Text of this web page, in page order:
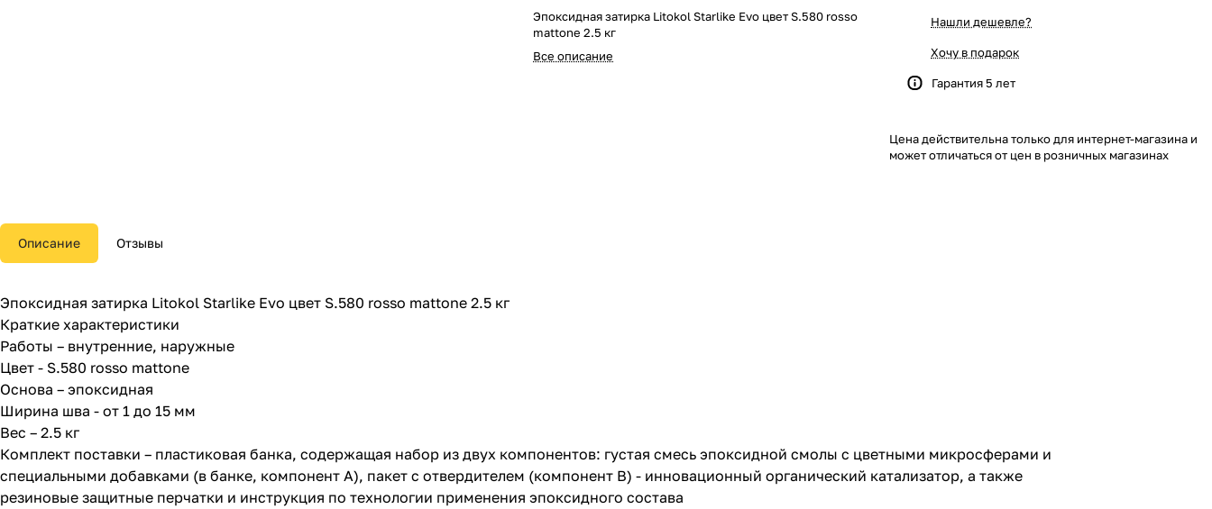
Эпоксидная затирка Litokol Starlike Evo цвет S.580 rosso
mattone 2.5 кг
Все описание
Нашли дешевле?
Хочу в подарок
Гарантия 5 лет
Цена действительна только для интернет-магазина и
может отличаться от цен в розничных магазинах
Описание Отзывы
Эпоксидная затирка Litokol Starlike Evo цвет S.580 rosso mattone 2.5 кг
Краткие характеристики
Работы – внутренние, наружные
Цвет - S.580 rosso mattone
Основа – эпоксидная
Ширина шва - от 1 до 15 мм
Вес – 2.5 кг
Комплект поставки – пластиковая банка, содержащая набор из двух компонентов: густая смесь эпоксидной смолы с цветными микросферами и
специальными добавками (в банке, компонент А), пакет с отвердителем (компонент B) - инновационный органический катализатор, а также
резиновые защитные перчатки и инструкция по технологии применения эпоксидного состава